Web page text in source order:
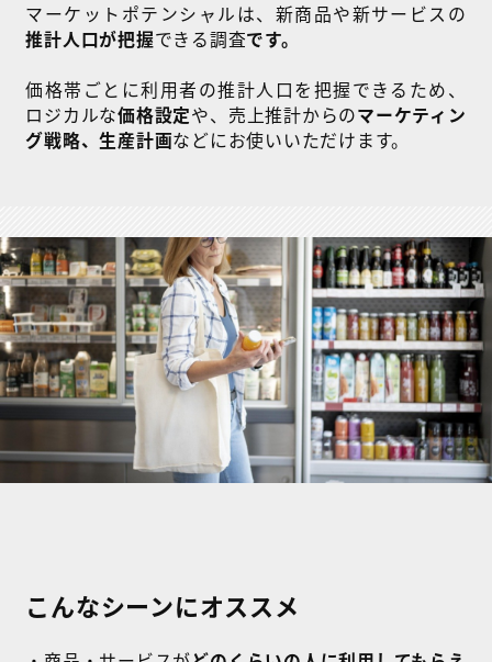
マーケットポテンシャルは、新商品や新サービスの
推計人口が把握できる調査です。
価格帯ごとに利用者の推計人口を把握できるため、
ロジカルな価格設定や、売上推計からのマーケティン
グ戦略、生産計画などにお使いいただけます。
こんなシーンにオススメ